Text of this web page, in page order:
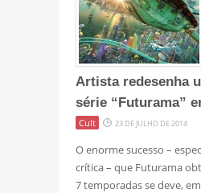
Artista redesenha
série “Futurama”
Cult 23 DE JULHO DE 2014
O enorme sucesso –
crítica – que Futurama
7 temporadas se deve,